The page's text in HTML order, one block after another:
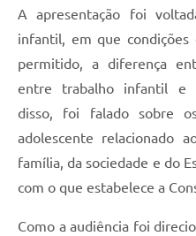
A apresentação foi
infantil, em que
permitido, a diferença
entre trabalho infantil e
disso, foi falado sobre
adolescente relacionado
família, da sociedade e do
com o que estabelece a
Como a audiência foi